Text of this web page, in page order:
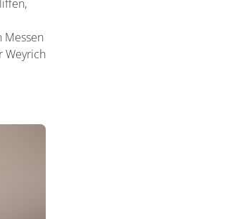
Messen
Weyrich